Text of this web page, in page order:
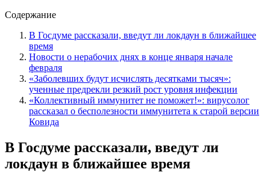
Содержание
В Госдуме рассказали, введут ли локдаун в ближайшее
время
Новости о нерабочих днях в конце января начале
февраля
«Заболевших будут исчислять десятками тысяч»:
ученные предрекли резкий рост уровня инфекции
«Коллективный иммунитет не поможет!»: вирусолог
рассказал о бесполезности иммунитета к старой версии
Ковида
В Госдуме рассказали, введут ли
локдаун в ближайшее время